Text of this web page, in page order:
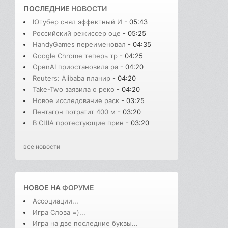
ПОСЛЕДНИЕ НОВОСТИ
Ютубер снял эффектный И - 05:43
Российский режиссер оце - 05:25
HandyGames переименовал - 04:35
Google Chrome теперь тр - 04:25
OpenAI приостановила ра - 04:20
Reuters: Alibaba планир - 04:20
Take-Two заявила о реко - 04:20
Новое исследование раск - 03:25
Пентагон потратит 400 м - 03:20
В США протестующие прин - 03:20
все новости
НОВОЕ НАФОРУМЕ
Ассоциации...
Игра Слова =)...
Игра на две последние буквы...